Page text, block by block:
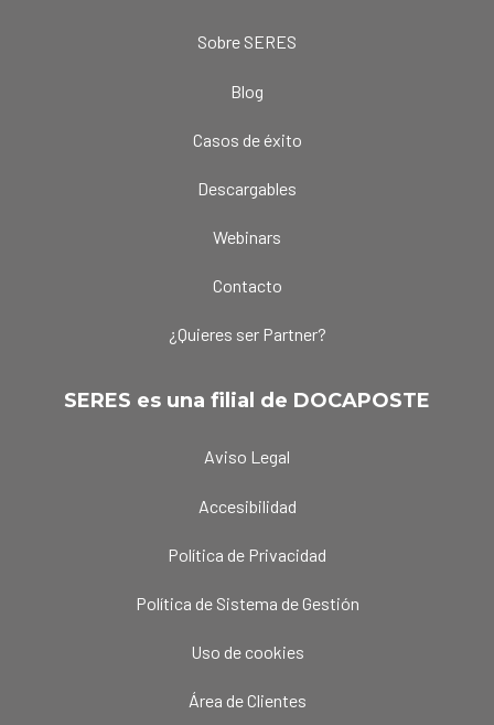
Sobre SERES
Blog
Casos de éxito
Descargables
Webinars
Contacto
¿Quieres ser Partner?
SERES es una filial de DOCAPOSTE
Aviso Legal
Accesibilidad
Política de Privacidad
Política de Sistema de Gestión
Uso de cookies
Área de Clientes